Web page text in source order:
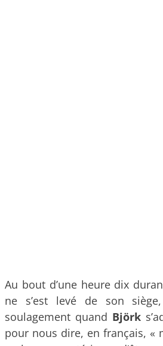
Au bout d’une heure dix
ne s’est levé de son
soulagement quand Björk
pour nous dire, en français, «